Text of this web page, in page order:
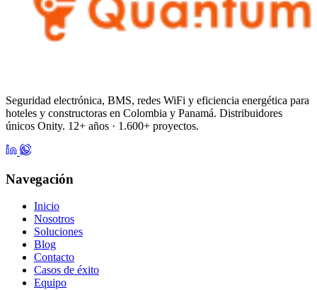
Seguridad electrónica, BMS, redes WiFi y eficiencia energética para
hoteles y constructoras en Colombia y Panamá. Distribuidores
únicos Onity. 12+ años · 1.600+ proyectos.
Navegación
Inicio
Nosotros
Soluciones
Blog
Contacto
Casos de éxito
Equipo